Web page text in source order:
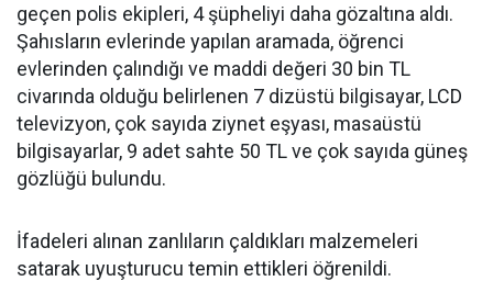
geçen polis ekipleri, 4 şüpheliyi daha gözaltına aldı.
Şahısların evlerinde yapılan aramada, öğrenci
evlerinden çalındığı ve maddi değeri 30 bin TL
civarında olduğu belirlenen 7 dizüstü bilgisayar, LCD
televizyon, çok sayıda ziynet eşyası, masaüstü
bilgisayarlar, 9 adet sahte 50 TL ve çok sayıda güneş
gözlüğü bulundu.
İfadeleri alınan zanlıların çaldıkları malzemeleri
satarak uyuşturucu temin ettikleri öğrenildi.